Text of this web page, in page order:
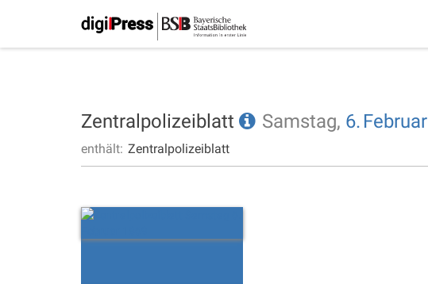
Zentralpolizeiblatt Samstag, 6. Februar
enthält: Zentralpolizeiblatt